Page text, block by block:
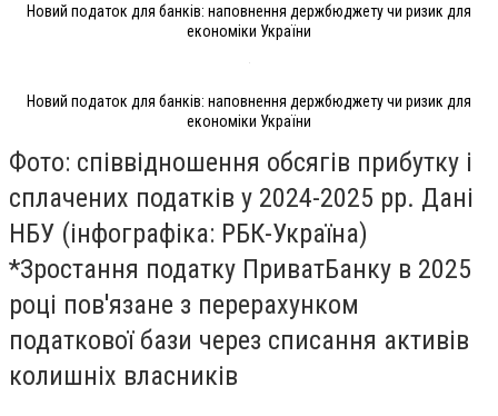
Новий податок для банків: наповнення держбюджету чи ризик для
економіки України
Новий податок для банків: наповнення держбюджету чи ризик для
економіки України
Фото: співвідношення обсягів прибутку і
сплачених податків у 2024-2025 рр. Дані
НБУ (інфографіка: РБК-Україна)
*Зростання податку ПриватБанку в 2025
році пов'язане з перерахунком
податкової бази через списання активів
колишніх власників